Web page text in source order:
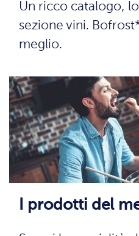
Un ricco catalogo,
sezione vini.
meglio.
I prodotti del